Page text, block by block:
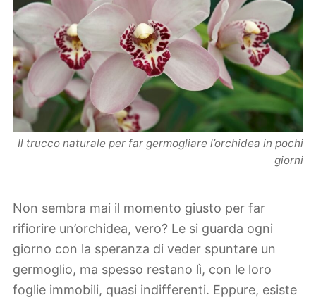
Il trucco naturale per far germogliare l’orchidea in pochi
giorni
Non sembra mai il momento giusto per far
rifiorire un’orchidea, vero? Le si guarda ogni
giorno con la speranza di veder spuntare un
germoglio, ma spesso restano lì, con le loro
foglie immobili, quasi indifferenti. Eppure, esiste